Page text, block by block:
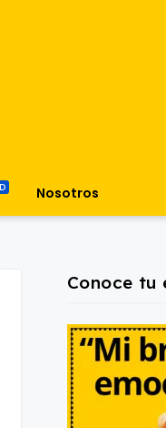
Nosotros
Conoce tu